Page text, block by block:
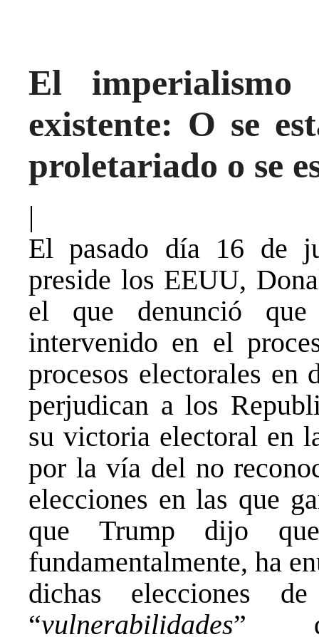
El
existente: O se
proletariado o se
|
El pasado día 16 de
preside los EEUU,
el que denunció
intervenido en el
procesos electorales en
perjudican a los
su victoria electoral en
por la vía del no
elecciones en las que
que Trump dijo
fundamentalmente, ha
dichas elecciones
“vulnerabilidades”